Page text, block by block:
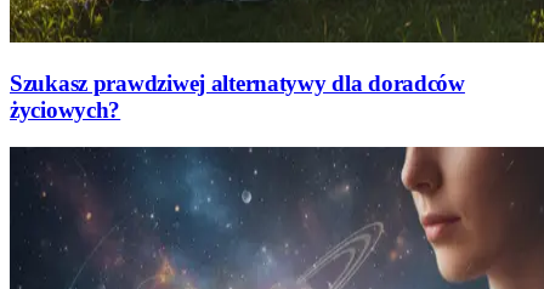
Szukasz prawdziwej alternatywy dla doradców
życiowych?